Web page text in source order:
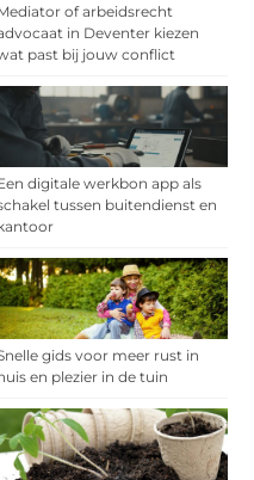
of arbeidsrecht
in Deventer kiezen
past bij jouw conflict
digitale werkbon app als
tussen buitendienst en
gids voor meer rust in
en plezier in de tuin